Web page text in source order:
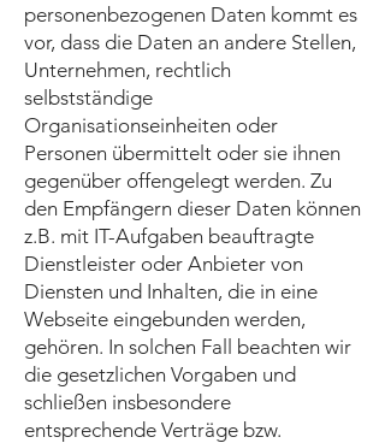
personenbezogenen Daten kommt es
vor, dass die Daten an andere Stellen,
Unternehmen, rechtlich
selbstständige
Organisationseinheiten oder
Personen übermittelt oder sie ihnen
gegenüber offengelegt werden. Zu
den Empfängern dieser Daten können
z.B. mit IT-Aufgaben beauftragte
Dienstleister oder Anbieter von
Diensten und Inhalten, die in eine
Webseite eingebunden werden,
gehören. In solchen Fall beachten wir
die gesetzlichen Vorgaben und
schließen insbesondere
entsprechende Verträge bzw.